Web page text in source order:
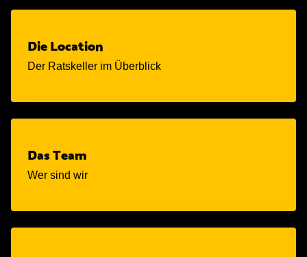
Die Location
Der Ratskeller im Überblick
Das Team
Wer sind wir